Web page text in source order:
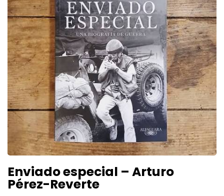
Enviado especial – Arturo
Pérez-Reverte